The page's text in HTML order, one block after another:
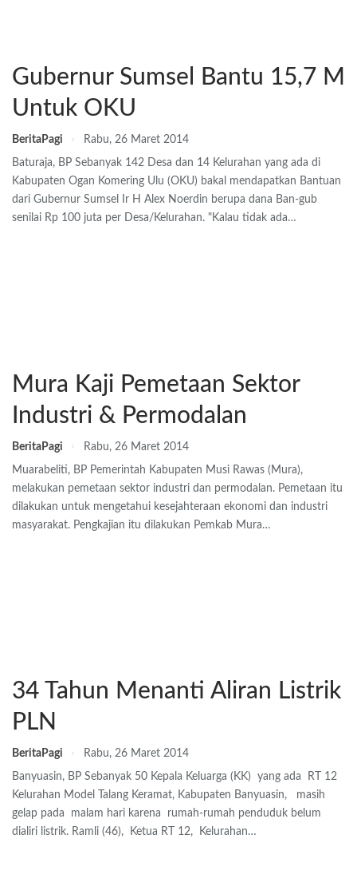
Gubernur Sumsel Bantu 15,7 M
Untuk OKU
BeritaPagi Rabu, 26 Maret 2014
Baturaja, BP Sebanyak 142 Desa dan 14 Kelurahan yang ada di
Kabupaten Ogan Komering Ulu (OKU) bakal mendapatkan Bantuan
dari Gubernur Sumsel Ir H Alex Noerdin berupa dana Ban-gub
senilai Rp 100 juta per Desa/Kelurahan. "Kalau tidak ada…
Mura Kaji Pemetaan Sektor
Industri & Permodalan
BeritaPagi Rabu, 26 Maret 2014
Muarabeliti, BP Pemerintah Kabupaten Musi Rawas (Mura),
melakukan pemetaan sektor industri dan permodalan. Pemetaan itu
dilakukan untuk mengetahui kesejahteraan ekonomi dan industri
masyarakat. Pengkajian itu dilakukan Pemkab Mura…
34 Tahun Menanti Aliran Listrik
PLN
BeritaPagi Rabu, 26 Maret 2014
Banyuasin, BP Sebanyak 50 Kepala Keluarga (KK) yang ada RT 12
Kelurahan Model Talang Keramat, Kabupaten Banyuasin, masih
gelap pada malam hari karena rumah-rumah penduduk belum
dialiri listrik. Ramli (46), Ketua RT 12, Kelurahan…